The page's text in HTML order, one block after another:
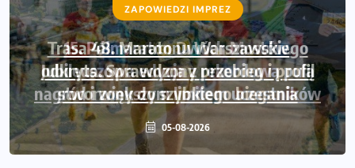
ZAPOWIEDZI IMPREZ
Trasa 48. Maratonu Warszawskiego
odkryta. Sprawdzony przebieg i profil
stworzony do szybkiego biegania
05-08-2026